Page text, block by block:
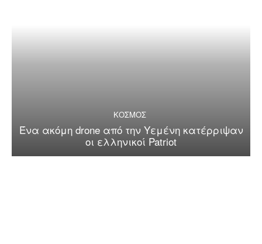
ΚΟΣΜΟΣ
Ένα ακόμη drone από την Υεμένη κατέρριψαν
οι ελληνικοί Patriot